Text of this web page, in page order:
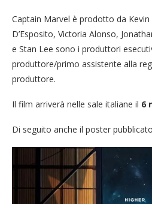
Captain Marvel è prodotto da
D’Esposito, Victoria Alonso,
e Stan Lee sono i produttori
produttore/primo assistente alla
produttore.
Il film arriverà nelle sale italiane il 6
Di seguito anche il poster